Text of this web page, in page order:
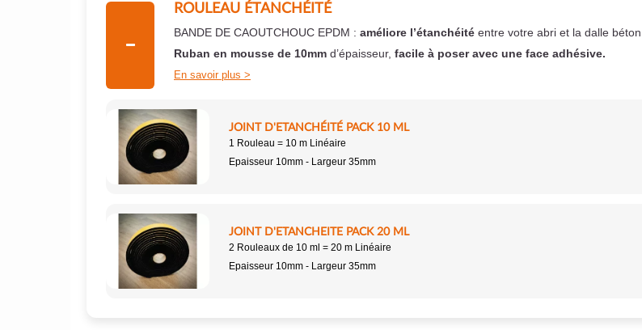
ROULEAU ÉTANCHÉITÉ
BANDE DE CAOUTCHOUC EPDM : améliore l’étanchéité entre votre abri et la dalle béton.
Ruban en mousse de 10mm d’épaisseur, facile à poser avec une face adhésive.
En savoir plus
JOINT D'ETANCHÉITÉ PACK 10 ML
1 Rouleau = 10 m Linéaire
Epaisseur 10mm - Largeur 35mm
JOINT D'ETANCHEITE PACK 20 ML
2 Rouleaux de 10 ml = 20 m Linéaire
Epaisseur 10mm - Largeur 35mm